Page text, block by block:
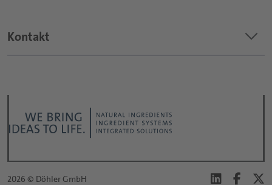
Kontakt keyboard_arrow_down
2026 © Döhler GmbH